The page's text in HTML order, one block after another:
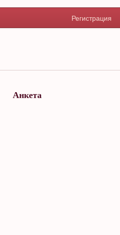
Регистрация
Анкета